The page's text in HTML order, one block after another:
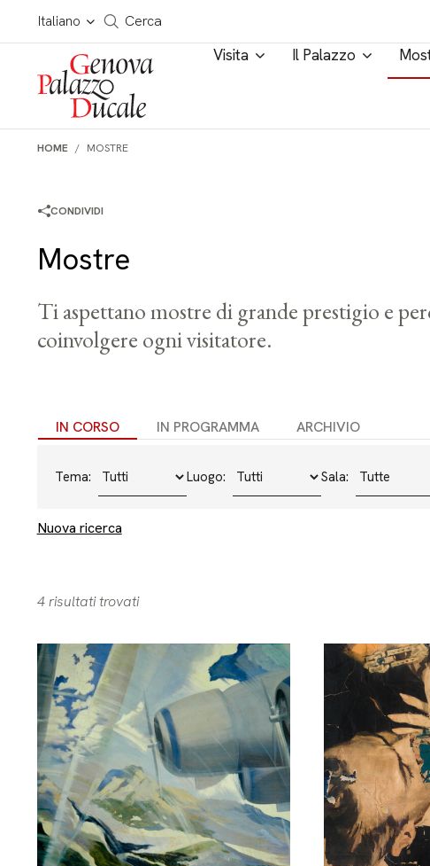
Salta al contenuto
Italiano
Cerca in tutto il sito
Cerca
Visita Il Palazzo
HOME MOSTRE
CONDIVIDI
Mostre
Ti aspettano mostre di grande prestigio e
coinvolgere ogni visitatore.
IN CORSO IN PROGRAMMA ARCHIVIO
Tema: Luogo: Sala:
Nuova ricerca
4 risultati trovati